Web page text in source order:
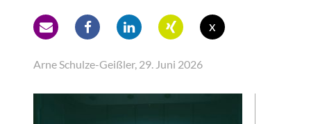
x
Arne Schulze-Geißler, 29. Juni 2026